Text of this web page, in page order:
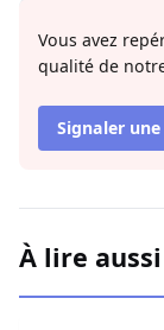
Vous avez
qualité de
Signaler
À lire aussi